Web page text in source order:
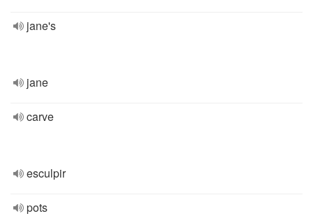
jane's
jane
carve
esculpir
pots